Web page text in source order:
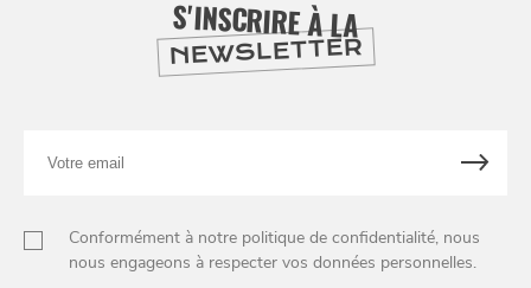
S'INSCRIRE À LA
NEWSLETTER
email
Conformément à notre politique de confidentialité, nous
nous engageons à respecter vos données personnelles.